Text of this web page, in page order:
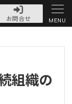
公益・一般法人オ
お問合せ
MENU
組織の